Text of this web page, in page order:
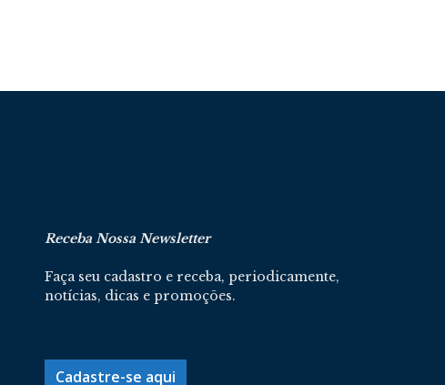
Receba Nossa Newsletter
Faça seu cadastro e receba, periodicamente,
notícias, dicas e promoções.
Cadastre-se aqui